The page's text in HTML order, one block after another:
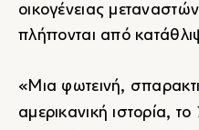
οικογένειας
πλήττονται από
«Μια φωτεινή,
αμερικανική ιστορία, το